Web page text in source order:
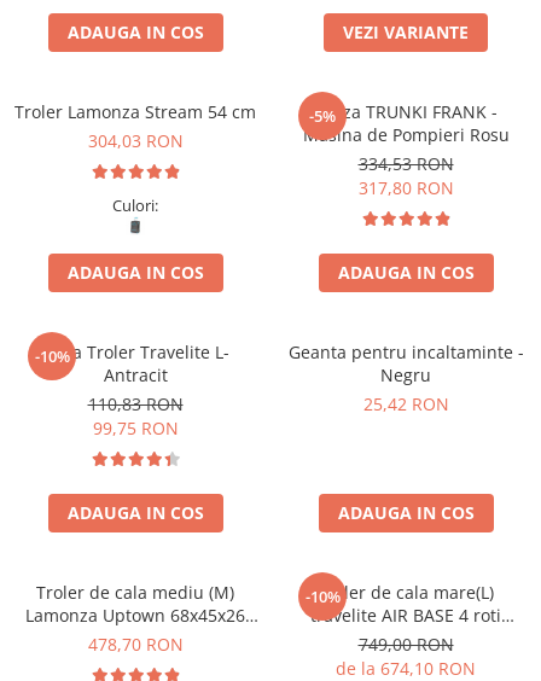
ADAUGA IN COS VEZI VARIANTE
Troler Lamonza Stream 54 cm
304,03 RON
Culori:
ADAUGA IN COS
-5%
Valiza TRUNKI FRANK -
Masina de Pompieri Rosu
334,53 RON
317,80 RON
ADAUGA IN COS
-10%
Husa Troler Travelite L-
Antracit
110,83 RON
99,75 RON
ADAUGA IN COS
Geanta pentru incaltaminte -
Negru
25,42 RON
ADAUGA IN COS
Troler de cala mediu (M)
Lamonza Uptown 68x45x26
cm, 3.10 kg, gri
478,70 RON
-10%
Troler de cala mare(L)
travelite AIR BASE 4 roti
spinner 77 x 51 x 30 cm - L
749,00 RON
de la 674,10 RON